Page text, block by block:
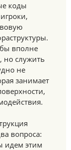
коды
вполне
но служить
не
занимает
вопроса:
идем этим